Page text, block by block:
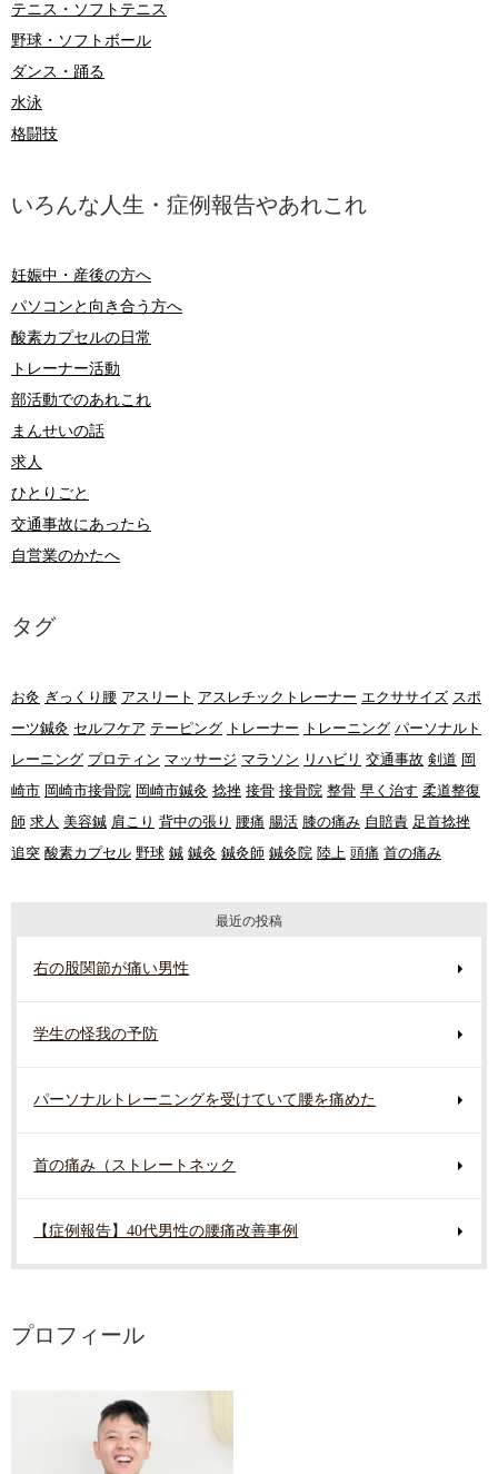
テニス・ソフトテニス
野球・ソフトボール
ダンス・踊る
水泳
格闘技
いろんな人生・症例報告やあれこれ
妊娠中・産後の方へ
パソコンと向き合う方へ
酸素カプセルの日常
トレーナー活動
部活動でのあれこれ
まんせいの話
求人
ひとりごと
交通事故にあったら
自営業のかたへ
タグ
お灸 ぎっくり腰 アスリート アスレチックトレーナー エクササイズ スポ
ーツ鍼灸 セルフケア テーピング トレーナー トレーニング パーソナルト
レーニング プロティン マッサージ マラソン リハビリ 交通事故 剣道 岡
崎市 岡崎市接骨院 岡崎市鍼灸 捻挫 接骨 接骨院 整骨 早く治す 柔道整復
師 求人 美容鍼 肩こり 背中の張り 腰痛 腸活 膝の痛み 自賠責 足首捻挫
追突 酸素カプセル 野球 鍼 鍼灸 鍼灸師 鍼灸院 陸上 頭痛 首の痛み
最近の投稿
右の股関節が痛い男性
学生の怪我の予防
パーソナルトレーニングを受けていて腰を痛めた
首の痛み（ストレートネック
【症例報告】40代男性の腰痛改善事例
プロフィール